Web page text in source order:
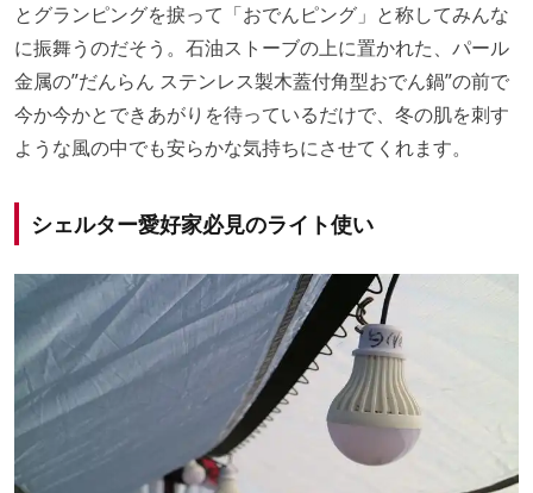
とグランピングを捩って「おでんピング」と称してみんな
に振舞うのだそう。石油ストーブの上に置かれた、パール
金属の”だんらん ステンレス製木蓋付角型おでん鍋”の前で
今か今かとできあがりを待っているだけで、冬の肌を刺す
ような風の中でも安らかな気持ちにさせてくれます。
シェルター愛好家必見のライト使い